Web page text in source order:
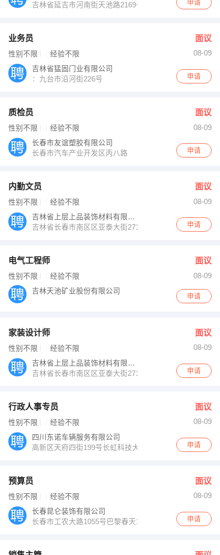
吉林省延吉市河南街天池路2169号
申请
业务员 面议
性别不限 经验不限
08-09
吉林省猛固门业有限公司
：九台市沿河街226号
申请
质检员 面议
性别不限 经验不限
08-09
长春市友谊塑胶有限公司
长春市汽车产业开发区丙八路
申请
内勤文员 面议
性别不限 经验不限
08-09
吉林省上层上品装饰材料有限公司
吉林省长春市南区区亚泰大街2711号文庙西侧
申请
电气工程师 面议
性别不限 经验不限
08-09
吉林天池矿业股份有限公司
申请
家装设计师 面议
性别不限 经验不限
08-09
吉林省上层上品装饰材料有限公司
吉林省长春市南区区亚泰大街2711号文庙西侧
申请
行政人事专员 面议
性别不限 经验不限
08-09
四川东诺车辆服务有限公司
高新区天府四街199号长虹科技大厦B座1104
申请
预算员 面议
性别不限 经验不限
08-09
长春昆仑装饰有限公司
长春市工农大路1055号巴黎春天1907室
申请